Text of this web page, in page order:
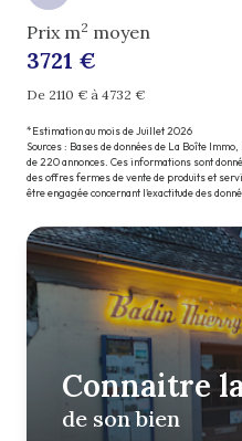
Prix m2 moyen
3721 €
De 2110 € à 4732 €
*Estimation au mois de Juillet 2026
Sources : Bases de données de La Boîte
de 220 annonces. Ces informations sont
des offres fermes de vente de produits et
être engagée concernant l'exactitude des
Connaitre
de son bien